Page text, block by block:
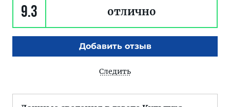
9.3 отлично
Добавить отзыв
Следить